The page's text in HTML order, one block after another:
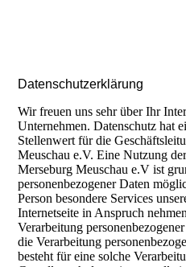
Datenschutzerklärung
Wir freuen uns sehr über Ihr
Unternehmen. Datenschutz hat
Stellenwert für die
Meuschau e.V. Eine Nutzung
Merseburg Meuschau e.V ist
personenbezogener Daten
Person besondere Services
Internetseite in Anspruch
Verarbeitung
die Verarbeitung
besteht für eine solche